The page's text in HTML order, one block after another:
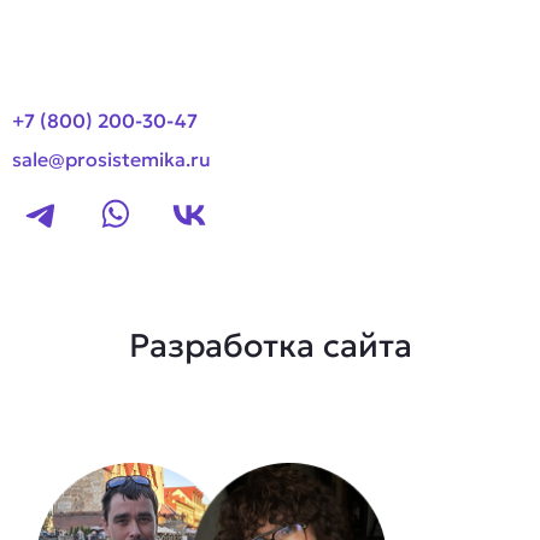
+7 (800) 200-30-47
sale@prosistemika.ru
Разработка сайта